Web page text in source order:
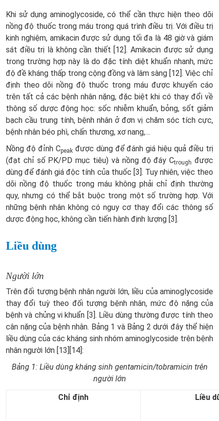
Khi sử dụng aminoglycoside, có thể cần thực hiện theo dõi
nồng độ thuốc trong máu trong quá trình điều trị. Với điều trị
kinh nghiệm, amikacin được sử dụng tối đa là 48 giờ và giám
sát điều trị là không cần thiết [12]. Amikacin được sử dụng
trong trường hợp này là do đặc tính diệt khuẩn nhanh, mức
độ đề kháng thấp trong cộng đồng và lâm sàng [12]. Việc chỉ
định theo dõi nồng độ thuốc trong máu được khuyến cáo
trên tất cả các bệnh nhân nặng, đặc biệt khi có thay đổi về
thông số dược động học: sốc nhiễm khuẩn, bỏng, sốt giảm
bạch cầu trung tính, bệnh nhân ở đơn vị chăm sóc tích cực,
bệnh nhân béo phì, chấn thương, xơ nang,…
Nồng độ đỉnh Cpeakđược dùng để đánh giá hiệu quả điều trị
(đạt chỉ số PK/PD mục tiêu) và nồng độ đáy Ctrough được
dùng để đánh giá độc tính của thuốc [3]. Tuy nhiên, việc theo
dõi nồng độ thuốc trong máu không phải chỉ định thường
quy, nhưng có thể bắt buộc trong một số trường hợp. Với
những bệnh nhân không có nguy cơ thay đổi các thông số
dược động học, không cần tiến hành định lượng [3].
Liều dùng
Người lớn
Trên đối tượng bệnh nhân người lớn, liều của aminoglycoside
thay đổi tuỳ theo đối tượng bệnh nhân, mức độ nặng của
bệnh và chủng vi khuẩn [3]. Liều dùng thường được tính theo
cân nặng của bệnh nhân. Bảng 1 và Bảng 2 dưới đây thể hiện
liều dùng của các kháng sinh nhóm aminoglycoside trên bệnh
nhân người lớn [13][14]:
Bảng 1: Liều dùng kháng sinh gentamicin/tobramicin trên
người lớn
Chỉ định
Liều